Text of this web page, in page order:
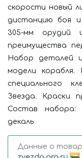
скорости новый
дистанцию боя и
305-мм орудий
преимущества
Набор деталей
модели
специального
Звезда. Краски
Состав набора:
декаль
Данные о